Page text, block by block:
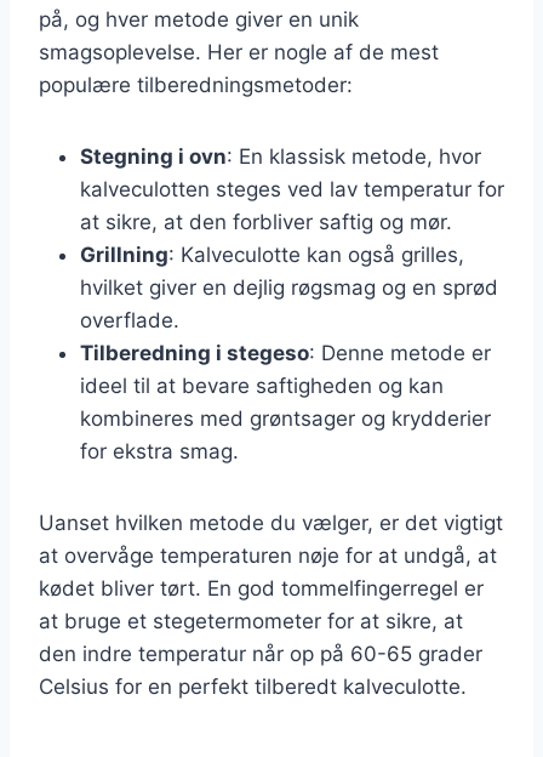
på, og hver metode giver en unik
smagsoplevelse. Her er nogle af de mest
populære tilberedningsmetoder:
Stegning i ovn: En klassisk metode, hvor
kalveculotten steges ved lav temperatur for
at sikre, at den forbliver saftig og mør.
Grillning: Kalveculotte kan også grilles,
hvilket giver en dejlig røgsmag og en sprød
overflade.
Tilberedning i stegeso: Denne metode er
ideel til at bevare saftigheden og kan
kombineres med grøntsager og krydderier
for ekstra smag.
Uanset hvilken metode du vælger, er det vigtigt
at overvåge temperaturen nøje for at undgå, at
kødet bliver tørt. En god tommelfingerregel er
at bruge et stegetermometer for at sikre, at
den indre temperatur når op på 60-65 grader
Celsius for en perfekt tilberedt kalveculotte.